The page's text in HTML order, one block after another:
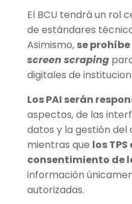
El BCU tendrá un rol
de estándares
Asimismo, se
screen scraping
digitales de
Los PAI serán
aspectos, de las
datos y la gestión
mientras que los
consentimiento de
información
autorizadas.